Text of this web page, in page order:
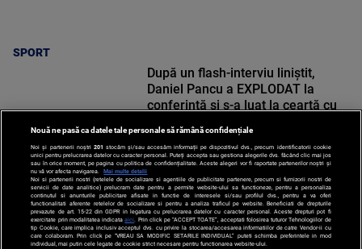
SPORT
SPORT
După un flash-interviu liniștit,
Daniel Pancu a EXPLODAT la
conferință și s-a luat la ceartă cu
strigați”
Nouă ne pasă ca datele tale personale să rămână confidențiale
Noi și partenerii noștri 201 stocăm și/sau accesăm informații pe dispozitivul dvs., precum identificatorii cookie
unici pentru prelucrarea datelor cu caracter personal. Puteți accepta sau gestiona alegerile dvs. făcând clic mai jos
sau în orice moment, pe pagina cu politica de confidențialitate. Aceste alegeri vor fi raportate partenerilor noștri și
nu vă vor afecta navigarea.
Mai multe detalii
Noi si partenerii nostri (retelele de socializare si agentiile de publicitate partenere, precum si furnizorii nostri de
servicii de date analitice) prelucram date pentru a permite website-ului sa functioneze, pentru a personaliza
continutul si anunturile publicitare afisate in functie de interesele si/sau profilul dvs., pentru a va oferi
functionalitati aferente retelelor de socializare si pentru a analiza traficul pe website. Beneficiati de drepturile
prevazute de art. 15-22 din GDPR in legatura cu prelucrarea datelor cu caracter personal. Aceste drepturi pot fi
exercitate prin modalitatea indicataaici . Prin click pe “ACCEPT TOATE”, acceptati folosirea tuturor Tehnologiilor de
tip Cookie, care implica inclusiv acceptul dvs. cu privire la stocarea/accesarea informatiilor de catre Vendor-ii cu
care colaboram. Prin click pe “VREAU SA MODIFIC SETARILE INDIVIDUAL” puteti schimba preferintele in mod
individual, mai putin cele legate de cookie strict necesare pentru functionarea website-ului.